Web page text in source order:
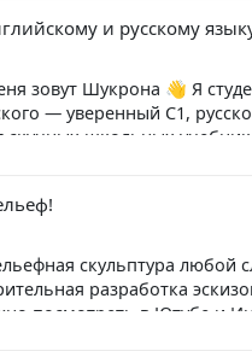
пакеты: НТВ Плюс,
говорим по телефону что
договариваемся на
будем рады вам
и русскому
зовут Шукрона 👋 Я
— уверенный С1,
скучных школьных
как это исправить! Моя
(как проходят
Делаем домашние
Использую
барьер. Живой язык:
📚 С чем я
пробелов,
скульптура любой
разработка
посмотреть в Ютубе и
Звоните, пишите,